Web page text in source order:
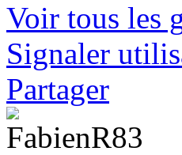
Voir tous les
Signaler
Partager